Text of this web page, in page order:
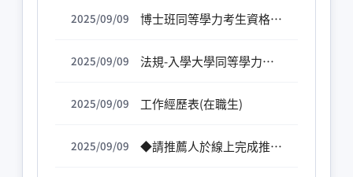
2025/09/09 博士班同等學力考生資格審查認定書【以同等學力報考者，上傳①簽名好的資格審查認定書、②相關證明文件&③「相當於碩士論文水準之著作」】
2025/09/09 法規-入學大學同等學力認定標準
2025/09/09 工作經歷表(在職生)
2025/09/09 ◆請推薦人於線上完成推薦函填寫，考生無須另外上傳或寄繳推薦函